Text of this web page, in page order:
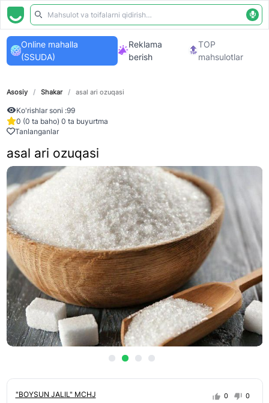
Online mahalla
(SSUDA)
Reklama
berish
TOP
mahsulotlar
Asosiy / Shakar / asal ari ozuqasi
Ko'rishlar soni :99
0 (0 ta baho) 0 ta buyurtma
Tanlanganlar
asal ari ozuqasi
"BOYSUN JALIL" MCHJ 0 0